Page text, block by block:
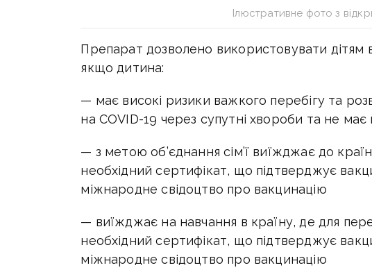
Ілюстративне фото з
Препарат дозволено використовувати дітям
якщо дитина:
— має високі ризики важкого перебігу та
на COVID-19 через супутні хвороби та не має
— з метою об’єднання сім’ї виїжджає до
необхідний сертифікат, що підтверджує
міжнародне свідоцтво про вакцинацію
— виїжджає на навчання в країну, де для
необхідний сертифікат, що підтверджує
міжнародне свідоцтво про вакцинацію